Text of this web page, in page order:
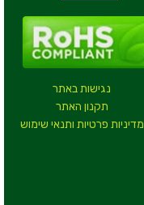
נגישות באתר
תקנון האתר
מדיניות פרטיות ותנאי שימוש